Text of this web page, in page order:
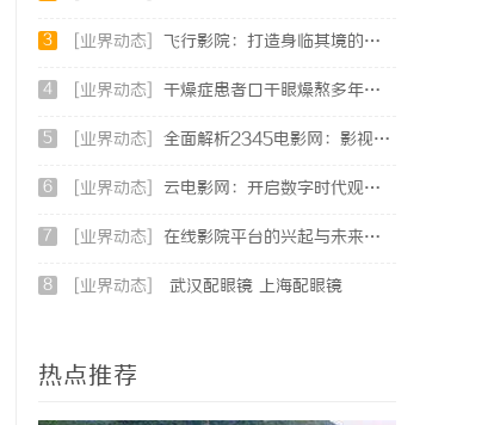
3 [业界动态] 飞行影院：打造身临其境的空中观影新体验
4 [业界动态] 干燥症患者口干眼燥熬多年，一个周期缓过来？老中医：一张辨证方对症，身体找回津液
5 [业界动态] 全面解析2345电影网：影视资源的海量宝库与观影新体验
6 [业界动态] 云电影网：开启数字时代观影新体验的创新平台
7 [业界动态] 在线影院平台的兴起与未来发展趋势深度解析
8 [业界动态] 武汉配眼镜 上海配眼镜
热点推荐